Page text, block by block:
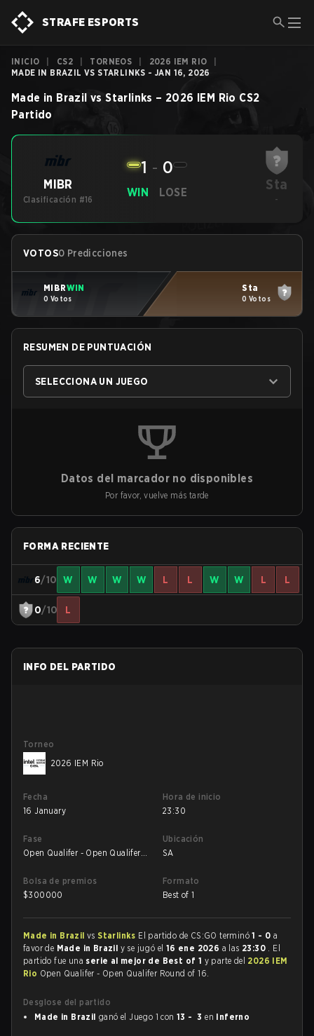
STRAFE ESPORTS
INICIO CS2 TORNEOS 2026 IEM RIO
MADE IN BRAZIL VS STARLINKS - JAN 16, 2026
Made in Brazil vs Starlinks – 2026 IEM Rio CS2
Partido
MIBR
Clasificación #16
WIN
1 - 0
LOSE Sta
-
VOTOS0 Predicciones
MIBRWIN
0 Votos
Sta
0 Votos
RESUMEN DE PUNTUACIÓN
SELECCIONA UN JUEGO
Datos del marcador no disponibles
Por favor, vuelve más tarde
FORMA RECIENTE
6/10 W W W W L L W W L L
0/10 L
INFO DEL PARTIDO
Torneo
2026 IEM Rio
Fecha
16 January
Hora de inicio
23:30
Fase
Open Qualifer - Open Qualifer
Ubicación
SA
Bolsa de premios
$300000
Formato
Best of 1
Made in Brazil vs Starlinks El partido de CS:GO terminó1 - 0 a
favor de Made in Brazil y se jugó el 16 ene 2026 a las 23:30 . El
partido fue una serie al mejor de Best of 1 y parte del 2026 IEM
Rio Open Qualifer - Open Qualifer Round of 16.
Desglose del partido
Made in Brazil ganó el Juego 1 con13 - 3 en Inferno